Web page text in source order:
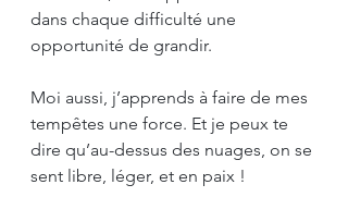
dans chaque difficulté une
opportunité de grandir.
Moi aussi, j’apprends à faire de mes
tempêtes une force. Et je peux te
dire qu’au-dessus des nuages, on se
sent libre, léger, et en paix !